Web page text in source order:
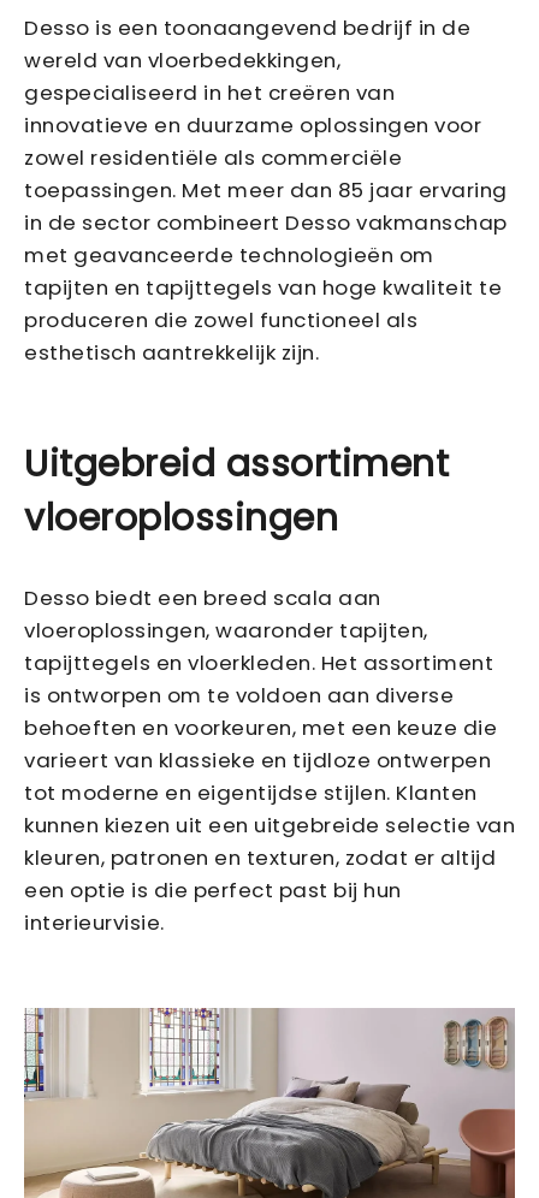
Desso is een toonaangevend bedrijf in de
wereld van vloerbedekkingen,
gespecialiseerd in het creëren van
innovatieve en duurzame oplossingen voor
zowel residentiële als commerciële
toepassingen. Met meer dan 85 jaar ervaring
in de sector combineert Desso vakmanschap
met geavanceerde technologieën om
tapijten en tapijttegels van hoge kwaliteit te
produceren die zowel functioneel als
esthetisch aantrekkelijk zijn.
Uitgebreid assortiment
vloeroplossingen
Desso biedt een breed scala aan
vloeroplossingen, waaronder tapijten,
tapijttegels en vloerkleden. Het assortiment
is ontworpen om te voldoen aan diverse
behoeften en voorkeuren, met een keuze die
varieert van klassieke en tijdloze ontwerpen
tot moderne en eigentijdse stijlen. Klanten
kunnen kiezen uit een uitgebreide selectie van
kleuren, patronen en texturen, zodat er altijd
een optie is die perfect past bij hun
interieurvisie.